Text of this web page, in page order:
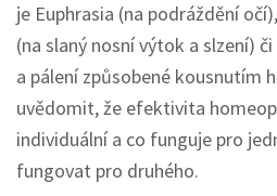
je Euphrasia (na podráždění
(na slaný nosní výtok a slzení)
a pálení způsobené kousnutím
uvědomit, že efektivita
individuální a co funguje pro
fungovat pro druhého.